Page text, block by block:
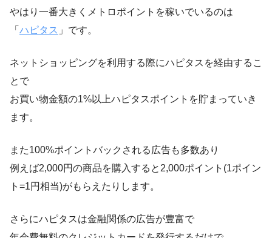
やはり一番大きくメトロポイントを稼いでいるのは
「 ハピタス 」です。
ネットショッピングを利用する際にハピタスを経由するこ
とで
お買い物金額の1%以上ハピタスポイントを貯まっていき
ます。
また100%ポイントバックされる広告も多数あり
例えば2,000円の商品を購入すると2,000ポイント(1ポイン
ト=1円相当)がもらえたりします。
さらにハピタスは金融関係の広告が豊富で